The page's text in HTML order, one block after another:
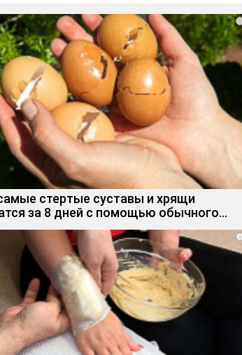
i
стертые суставы и хрящи
за 8 дней с помощью обычного…
i